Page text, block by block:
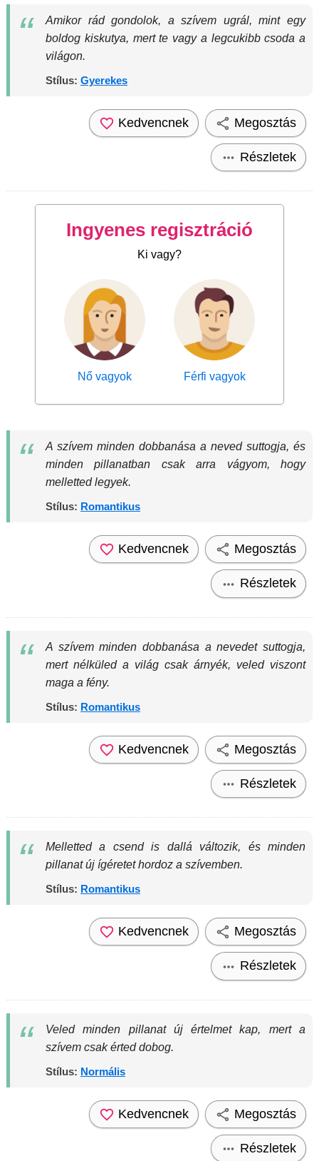
Amikor rád gondolok, a szívem ugrál, mint egy
boldog kiskutya, mert te vagy a legcukibb csoda a
világon.
Stílus: Gyerekes
Kedvencnek Megosztás
Részletek
Ingyenes regisztráció
Ki vagy?
Nő vagyok Férfi vagyok
A szívem minden dobbanása a neved suttogja, és
minden pillanatban csak arra vágyom, hogy
melletted legyek.
Stílus: Romantikus
Kedvencnek Megosztás
Részletek
A szívem minden dobbanása a nevedet suttogja,
mert nélküled a világ csak árnyék, veled viszont
maga a fény.
Stílus: Romantikus
Kedvencnek Megosztás
Részletek
Melletted a csend is dallá változik, és minden
pillanat új ígéretet hordoz a szívemben.
Stílus: Romantikus
Kedvencnek Megosztás
Részletek
Veled minden pillanat új értelmet kap, mert a
szívem csak érted dobog.
Stílus: Normális
Kedvencnek Megosztás
Részletek